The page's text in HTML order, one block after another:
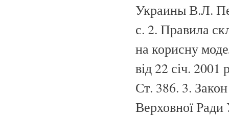
Украины В.Л.
с. 2. Правила
на корисну
від 22 січ.
Ст. 386. 3.
Верховної